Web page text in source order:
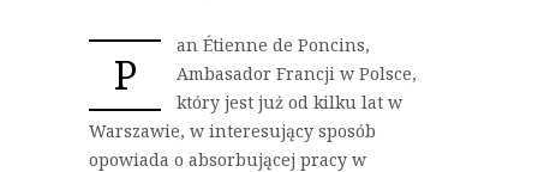
P
an Étienne de Poncins,
Ambasador Francji w Polsce,
który jest już od kilku lat w
Warszawie, w interesujący sposób
opowiada o absorbującej pracy w